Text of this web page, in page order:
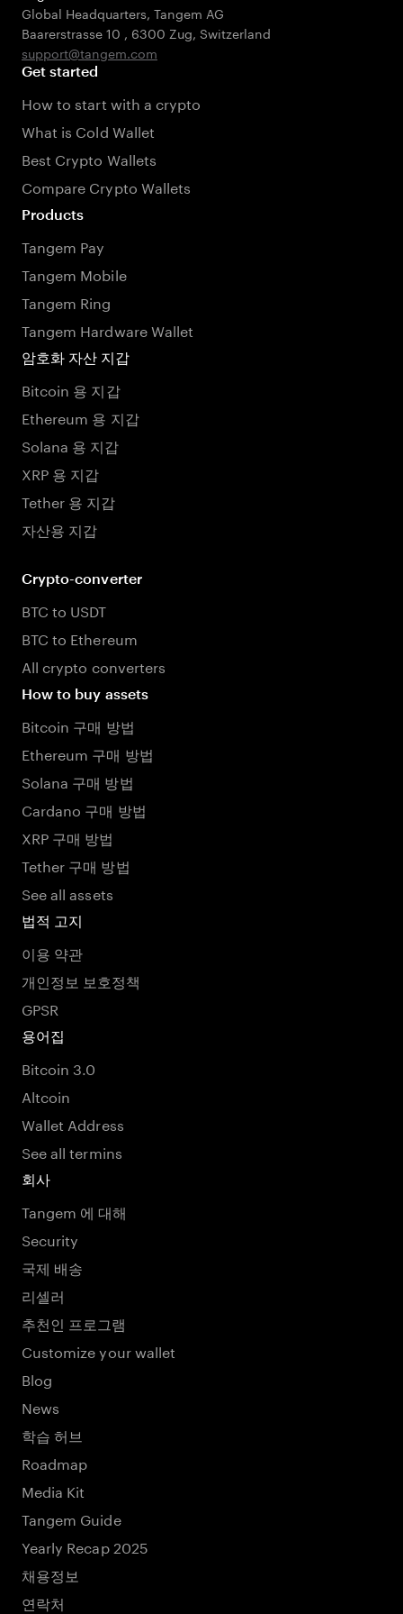
Global Headquarters, Tangem AG
Baarerstrasse 10 , 6300 Zug, Switzerland
support@tangem.com
Get started
How to start with a crypto
What is Cold Wallet
Best Crypto Wallets
Compare Crypto Wallets
Products
Tangem Pay
Tangem Mobile
Tangem Ring
Tangem Hardware Wallet
암호화 자산 지갑
Bitcoin 용 지갑
Ethereum 용 지갑
Solana 용 지갑
XRP 용 지갑
Tether 용 지갑
자산용 지갑
Crypto-converter
BTC to USDT
BTC to Ethereum
All crypto converters
How to buy assets
Bitcoin 구매 방법
Ethereum 구매 방법
Solana 구매 방법
Cardano 구매 방법
XRP 구매 방법
Tether 구매 방법
See all assets
법적 고지
이용 약관
개인정보 보호정책
GPSR
용어집
Bitcoin 3.0
Altcoin
Wallet Address
See all termins
회사
Tangem 에 대해
Security
국제 배송
리셀러
추천인 프로그램
Customize your wallet
Blog
News
학습 허브
Roadmap
Media Kit
Tangem Guide
Yearly Recap 2025
채용정보
연락처